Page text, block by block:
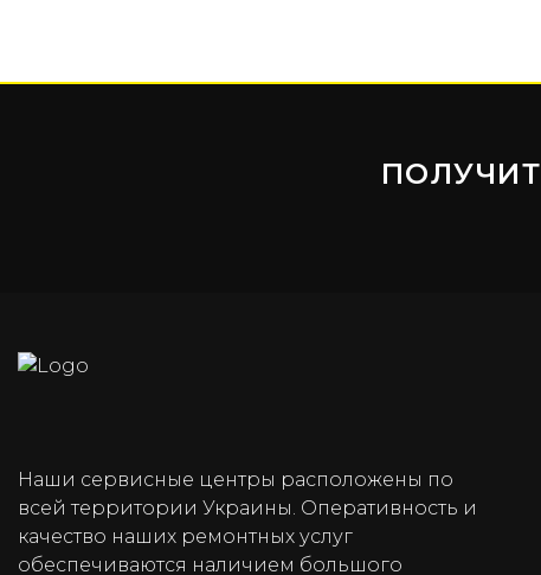
Наши сервисные центры расположены по
всей территории Украины. Оперативность и
качество наших ремонтных услуг
обеспечиваются наличием большого